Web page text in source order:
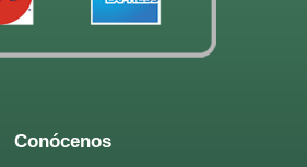
Conócenos